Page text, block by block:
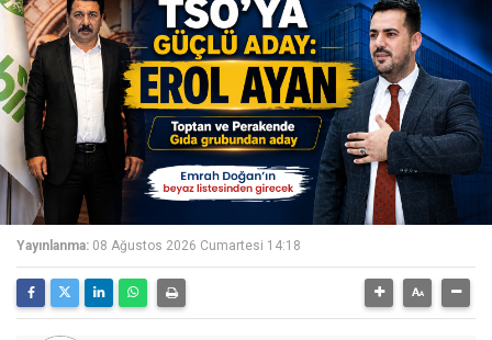
Yayınlanma: 08 Ağustos 2026 Cumartesi 14:18